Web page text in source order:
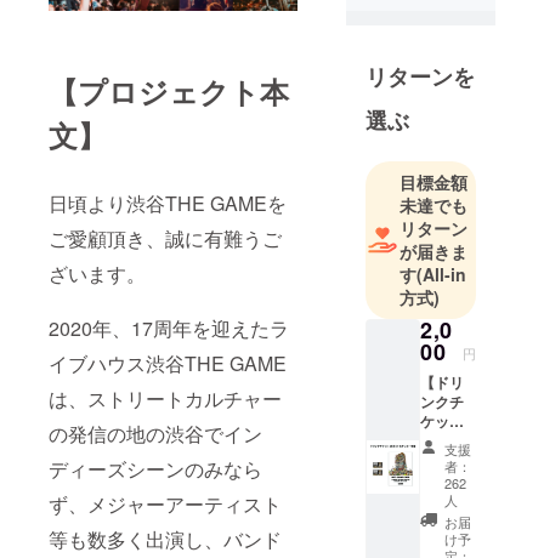
【プロジェクト本
文】
日頃より渋谷THE GAMEを
ご愛顧頂き、誠に有難うご
ざいます。
2020年、17周年を迎えたラ
イブハウス渋谷THE GAME
は、ストリートカルチャー
の発信の地の渋谷でイン
ディーズシーンのみなら
ず、メジャーアーティスト
等も数多く出演し、バンド
年2020年で
ライブハウ
ス渋谷THE
周年を迎え
る。
リターンを
選ぶ
目標金額
未達でも
リターン
が届きま
す(All-in
方式)
2,0
00 円
【ドリ
ンクチ
ケット2
枚＋ス
テッ
カー支
援】 ●
お礼
メール
支援
者：
262
人
お届
け予